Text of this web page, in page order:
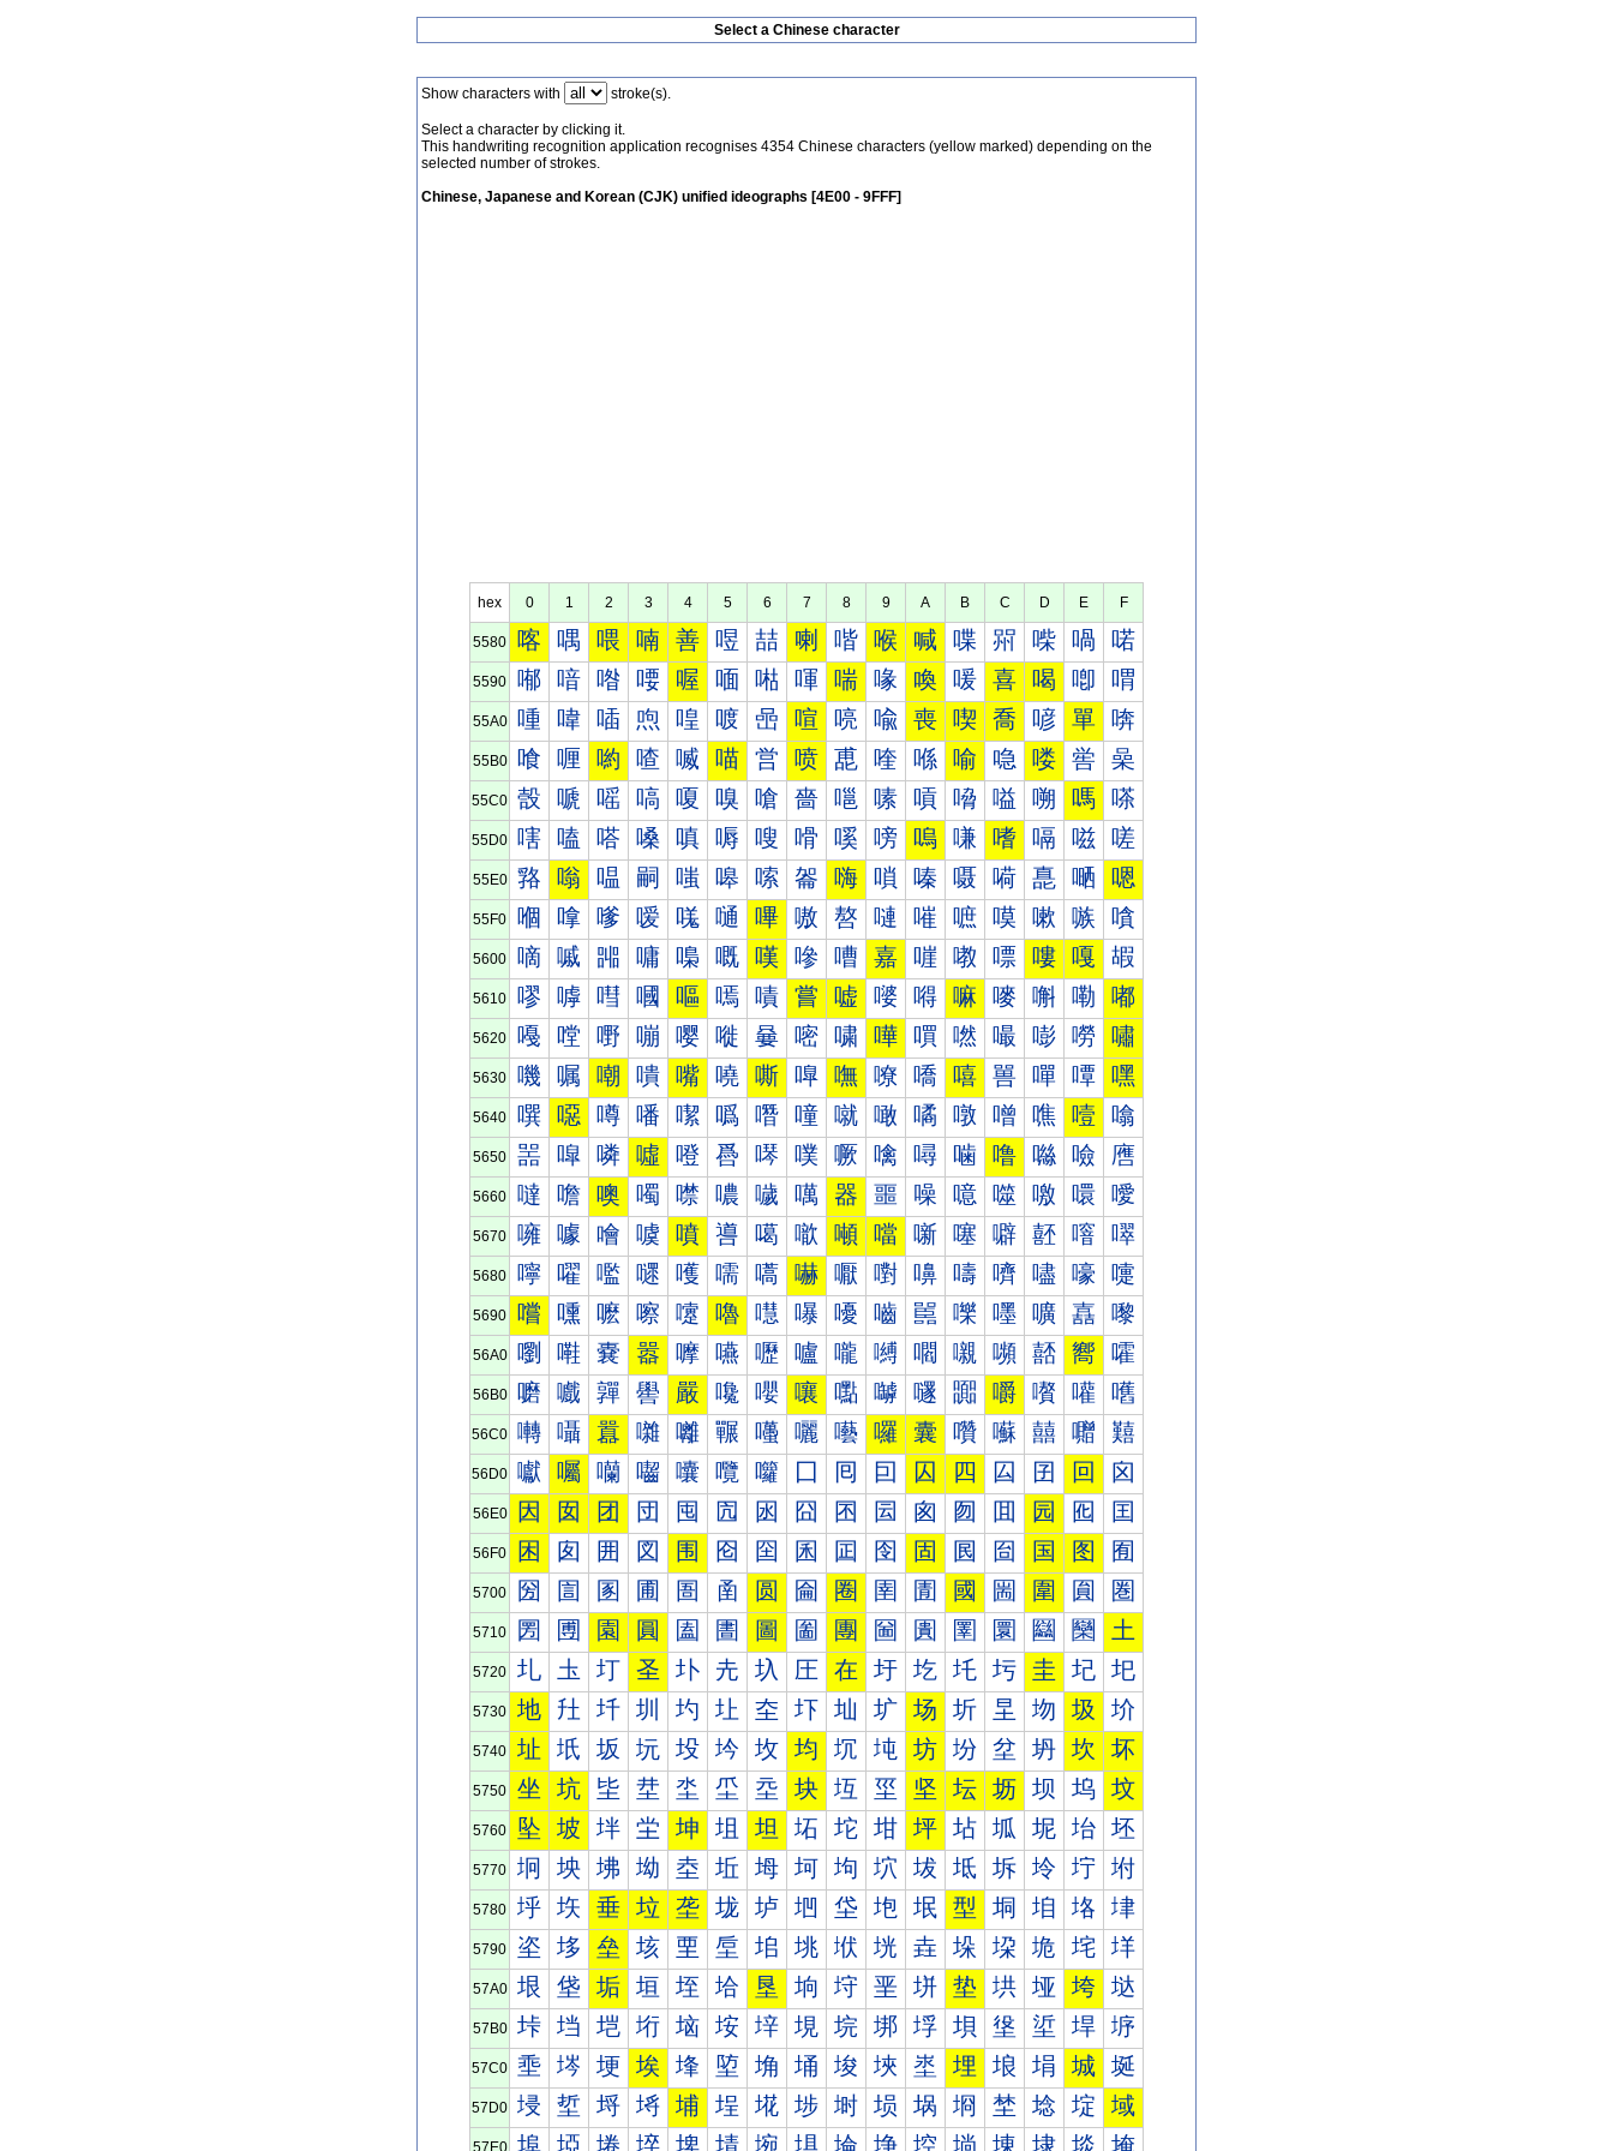
Select a Chinese character
Show characters with stroke(s).
Select a character by clicking it.
This handwriting recognition application recognises 4354 Chinese characters (yellow marked) depending on the
selected number of strokes.
Chinese, Japanese and Korean (CJK) unified ideographs [4E00 - 9FFF]
hex 0 1 2 3 4 5 6 7 8 9 A B C D E F
5580 喀 喁 喂 喃 善 喅 喆 喇 喈 喉 喊 喋 喌 喍 喎 喏
5590 喐 喑 喒 喓 喔 喕 喖 喗 喘 喙 喚 喛 喜 喝 喞 喟
55A0 喠 喡 喢 喣 喤 喥 喦 喧 喨 喩 喪 喫 喬 喭 單 喯
55B0 喰 喱 喲 喳 喴 喵 営 喷 喸 喹 喺 喻 喼 喽 喾 喿
55C0 嗀 嗁 嗂 嗃 嗄 嗅 嗆 嗇 嗈 嗉 嗊 嗋 嗌 嗍 嗎 嗏
55D0 嗐 嗑 嗒 嗓 嗔 嗕 嗖 嗗 嗘 嗙 嗚 嗛 嗜 嗝 嗞 嗟
55E0 嗠 嗡 嗢 嗣 嗤 嗥 嗦 嗧 嗨 嗩 嗪 嗫 嗬 嗭 嗮 嗯
55F0 嗰 嗱 嗲 嗳 嗴 嗵 嗶 嗷 嗸 嗹 嗺 嗻 嗼 嗽 嗾 嗿
5600 嘀 嘁 嘂 嘃 嘄 嘅 嘆 嘇 嘈 嘉 嘊 嘋 嘌 嘍 嘎 嘏
5610 嘐 嘑 嘒 嘓 嘔 嘕 嘖 嘗 嘘 嘙 嘚 嘛 嘜 嘝 嘞 嘟
5620 嘠 嘡 嘢 嘣 嘤 嘥 嘦 嘧 嘨 嘩 嘪 嘫 嘬 嘭 嘮 嘯
5630 嘰 嘱 嘲 嘳 嘴 嘵 嘶 嘷 嘸 嘹 嘺 嘻 嘼 嘽 嘾 嘿
5640 噀 噁 噂 噃 噄 噅 噆 噇 噈 噉 噊 噋 噌 噍 噎 噏
5650 噐 噑 噒 噓 噔 噕 噖 噗 噘 噙 噚 噛 噜 噝 噞 噟
5660 噠 噡 噢 噣 噤 噥 噦 噧 器 噩 噪 噫 噬 噭 噮 噯
5670 噰 噱 噲 噳 噴 噵 噶 噷 噸 噹 噺 噻 噼 噽 噾 噿
5680 嚀 嚁 嚂 嚃 嚄 嚅 嚆 嚇 嚈 嚉 嚊 嚋 嚌 嚍 嚎 嚏
5690 嚐 嚑 嚒 嚓 嚔 嚕 嚖 嚗 嚘 嚙 嚚 嚛 嚜 嚝 嚞 嚟
56A0 嚠 嚡 嚢 嚣 嚤 嚥 嚦 嚧 嚨 嚩 嚪 嚫 嚬 嚭 嚮 嚯
56B0 嚰 嚱 嚲 嚳 嚴 嚵 嚶 嚷 嚸 嚹 嚺 嚻 嚼 嚽 嚾 嚿
56C0 囀 囁 囂 囃 囄 囅 囆 囇 囈 囉 囊 囋 囌 囍 囎 囏
56D0 囐 囑 囒 囓 囔 囕 囖 囗 囘 囙 囚 四 囜 囝 回 囟
56E0 因 囡 团 団 囤 囥 囦 囧 囨 囩 囪 囫 囬 园 囮 囯
56F0 困 囱 囲 図 围 囵 囶 囷 囸 囹 固 囻 囼 国 图 囿
5700 圀 圁 圂 圃 圄 圅 圆 圇 圈 圉 圊 國 圌 圍 圎 圏
5710 圐 圑 園 圓 圔 圕 圖 圗 團 圙 圚 圛 圜 圝 圞 土
5720 圠 圡 圢 圣 圤 圥 圦 圧 在 圩 圪 圫 圬 圭 圮 圯
5730 地 圱 圲 圳 圴 圵 圶 圷 圸 圹 场 圻 圼 圽 圾 圿
5740 址 坁 坂 坃 坄 坅 坆 均 坈 坉 坊 坋 坌 坍 坎 坏
5750 坐 坑 坒 坓 坔 坕 坖 块 坘 坙 坚 坛 坜 坝 坞 坟
5760 坠 坡 坢 坣 坤 坥 坦 坧 坨 坩 坪 坫 坬 坭 坮 坯
5770 坰 坱 坲 坳 坴 坵 坶 坷 坸 坹 坺 坻 坼 坽 坾 坿
5780 垀 垁 垂 垃 垄 垅 垆 垇 垈 垉 垊 型 垌 垍 垎 垏
5790 垐 垑 垒 垓 垔 垕 垖 垗 垘 垙 垚 垛 垜 垝 垞 垟
57A0 垠 垡 垢 垣 垤 垥 垦 垧 垨 垩 垪 垫 垬 垭 垮 垯
57B0 垰 垱 垲 垳 垴 垵 垶 垷 垸 垹 垺 垻 垼 垽 垾 垿
57C0 埀 埁 埂 埃 埄 埅 埆 埇 埈 埉 埊 埋 埌 埍 城 埏
57D0 埐 埑 埒 埓 埔 埕 埖 埗 埘 埙 埚 埛 埜 埝 埞 域
57E0 埠 埡 埢 埣 埤 埥 埦 埧 埨 埩 埪 埫 埬 埭 埮 埯